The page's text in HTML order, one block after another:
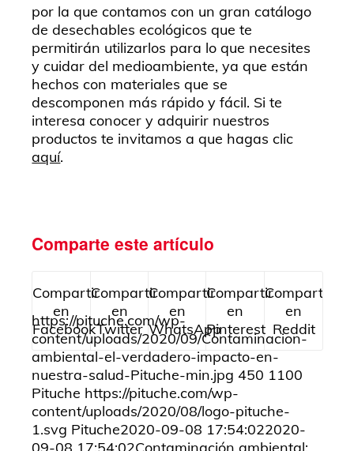
por la que contamos con un gran catálogo
de desechables ecológicos que te
permitirán utilizarlos para lo que necesites
y cuidar del medioambiente, ya que están
hechos con materiales que se
descomponen más rápido y fácil. Si te
interesa conocer y adquirir nuestros
productos te invitamos a que hagas clic
aquí.
Comparte este artículo
Compartir
en
Facebook
Compartir
en
Twitter
Compartir
en
WhatsApp
Compartir
en
Pinterest
Compartir
en
Reddit
https://pituche.com/wp-
content/uploads/2020/09/Contaminacion-
ambiental-el-verdadero-impacto-en-
nuestra-salud-Pituche-min.jpg 450 1100
Pituche https://pituche.com/wp-
content/uploads/2020/08/logo-pituche-
1.svg Pituche2020-09-08 17:54:022020-